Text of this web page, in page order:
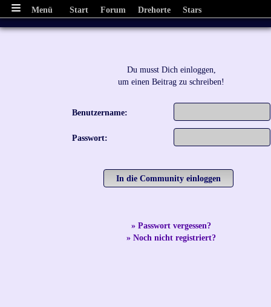
Menü Start Forum Drehorte Stars
Du musst Dich einloggen,
um einen Beitrag zu schreiben!
Benutzername:
Passwort:
» Passwort vergessen?
» Noch nicht registriert?